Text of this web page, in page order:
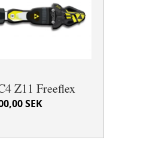
Z11 Freeflex
SEK